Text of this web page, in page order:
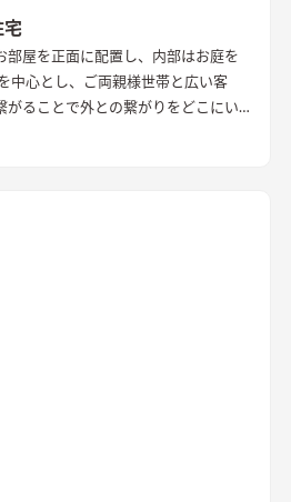
宅
部屋を正面に配置し、内部はお庭を
がることで外との繋がりをどこにい